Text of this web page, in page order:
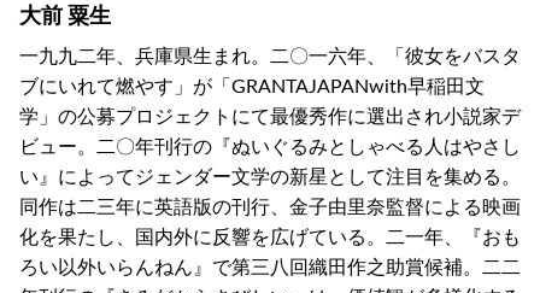
大前 粟生
一九九二年、兵庫県生まれ。二〇一六年、「彼女をバスタ
ブにいれて燃やす」が「GRANTAJAPANwith早稲田文
学」の公募プロジェクトにて最優秀作に選出され小説家デ
ビュー。二〇年刊行の『ぬいぐるみとしゃべる人はやさし
い』によってジェンダー文学の新星として注目を集める。
同作は二三年に英語版の刊行、金子由里奈監督による映画
化を果たし、国内外に反響を広げている。二一年、『おも
ろい以外いらんねん』で第三八回織田作之助賞候補。二二